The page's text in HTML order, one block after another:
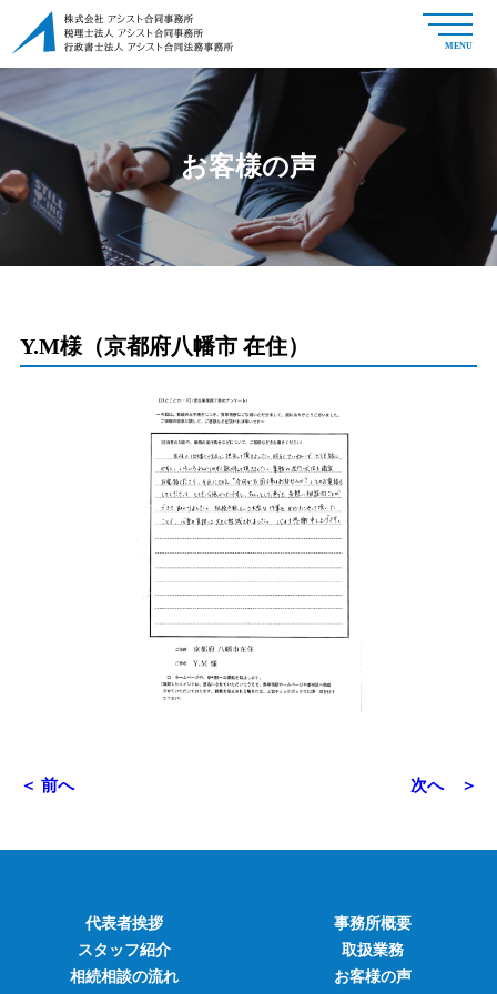
MENU
お客様の声
Y.M様（京都府八幡市 在住）
＜ 前へ 次へ ＞
代表者挨拶
事務所概要
スタッフ紹介
取扱業務
相続相談の流れ
お客様の声